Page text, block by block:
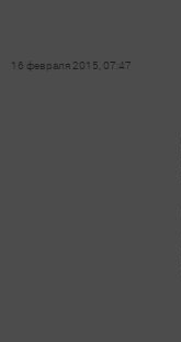
16 февраля 2015, 07:47